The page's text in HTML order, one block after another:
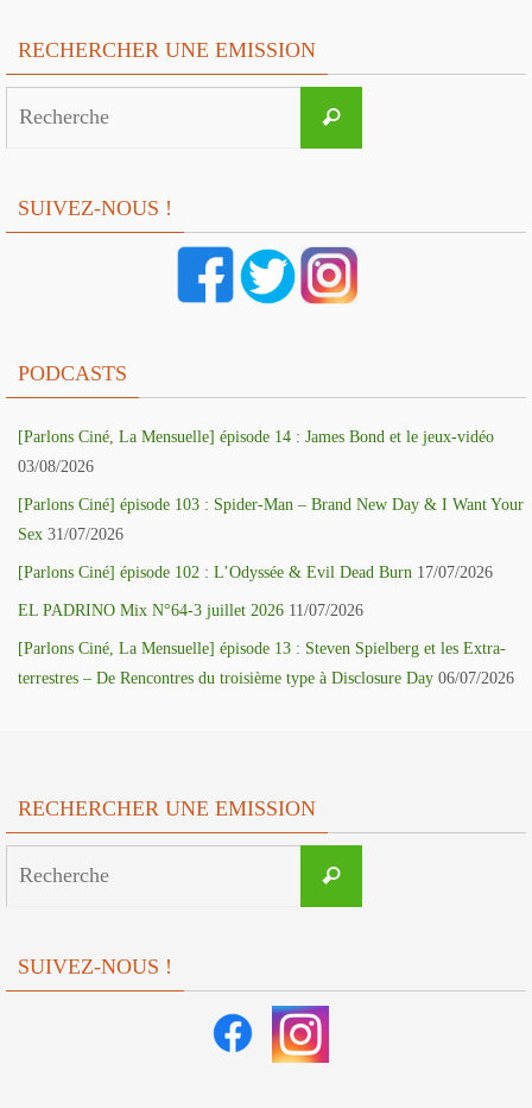
RECHERCHER UNE EMISSION
Recherche
SUIVEZ-NOUS !
PODCASTS
[Parlons Ciné, La Mensuelle] épisode 14 : James Bond et le jeux-vidéo
03/08/2026
[Parlons Ciné] épisode 103 : Spider-Man – Brand New Day & I Want Your
Sex 31/07/2026
[Parlons Ciné] épisode 102 : L’Odyssée & Evil Dead Burn 17/07/2026
EL PADRINO Mix N°64-3 juillet 2026 11/07/2026
[Parlons Ciné, La Mensuelle] épisode 13 : Steven Spielberg et les Extra-
terrestres – De Rencontres du troisième type à Disclosure Day 06/07/2026
RECHERCHER UNE EMISSION
Recherche
SUIVEZ-NOUS !